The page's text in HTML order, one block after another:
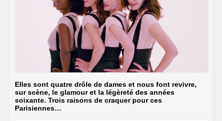
Elles sont quatre drôle de dames et nous font revivre,
sur scène, le glamour et la légèreté des années
soixante. Trois raisons de craquer pour ces
Parisiennes…